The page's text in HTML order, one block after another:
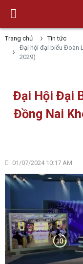
Trang chủ
Tin tức
Đại hội đại biểu Đoàn
2029)
Đại Hội Đại
Đồng Nai
01/07/2024 10:17 AM